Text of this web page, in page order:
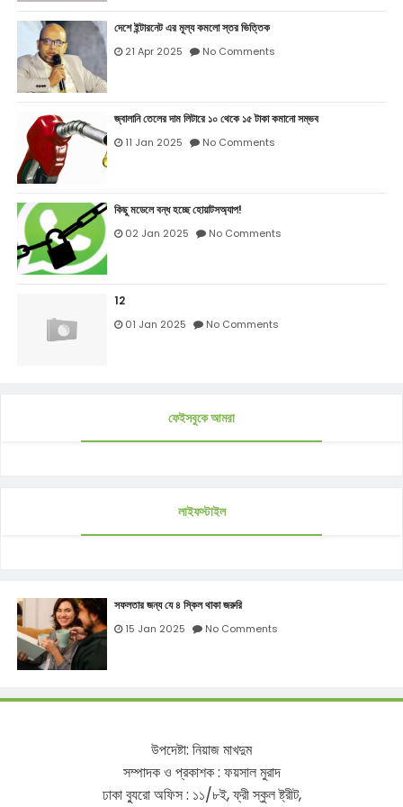
দেশে ইন্টারনেট এর মূল্য কমলো স্তর ভিত্তিক
21 Apr 2025 No Comments
জ্বালানি তেলের দাম লিটারে ১০ থেকে ১৫ টাকা কমানো সম্ভব
11 Jan 2025 No Comments
কিছু মডেলে বন্ধ হচ্ছে হোয়াটসঅ্যাপ!
02 Jan 2025 No Comments
12
01 Jan 2025 No Comments
ফেইসবুকে আমরা
লাইফস্টাইল
সফলতার জন্য যে ৪ স্কিল থাকা জরুরি
15 Jan 2025 No Comments
উপদেষ্টা: নিয়াজমাখদুম
সম্পাদকও প্রকাশক: ফয়সালমুরাদ
ঢাকাব্যুরোঅফিস: ১১/৮ই,ফ্রীস্কুলষ্ট্রীট,